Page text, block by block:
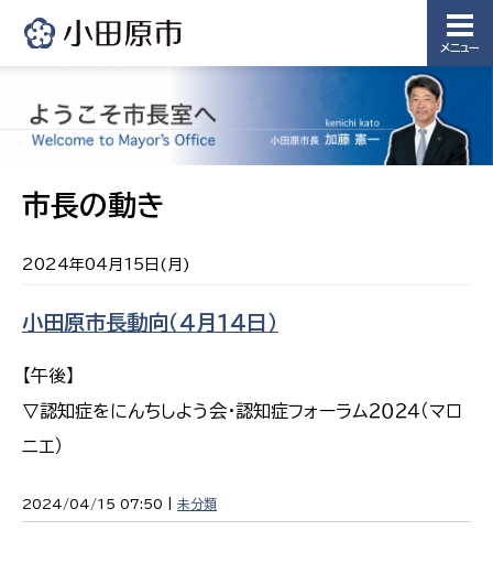
メニュー
市長の動き
2024年04月15日(月)
小田原市長動向（４月１４日）
【午後】
▽認知症をにんちしよう会・認知症フォーラム２０２４（マロ
ニエ）
2024/04/15 07:50 | 未分類